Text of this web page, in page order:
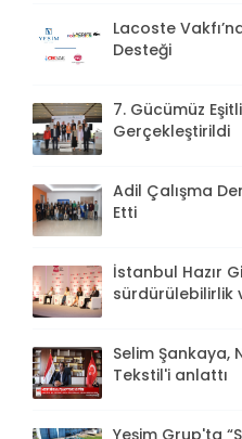
Lacoste
Desteği
7. Gücümüz
Gerçekleştirildi
Adil Çalışma
Etti
İstanbul Hazır
sürdürülebilirlik
Selim Şankaya,
Tekstil'i anlattı